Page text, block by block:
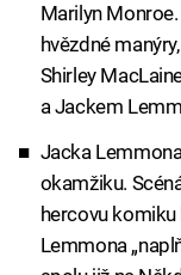
Marilyn
hvězdné
Shirley
a Jackem
Jacka
okamžiku.
hercovu komiku
Lemmona